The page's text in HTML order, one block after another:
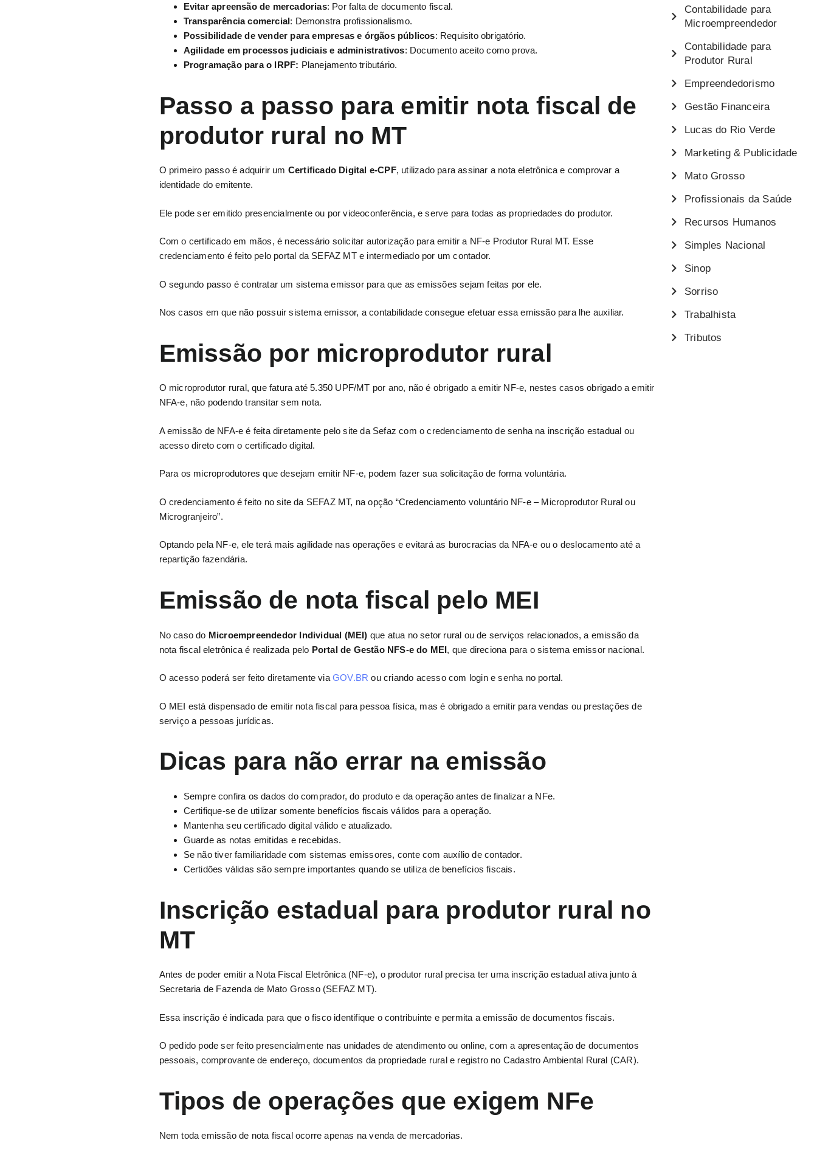
Evitar apreensão de mercadorias: Por falta de documento fiscal.
Transparência comercial: Demonstra profissionalismo.
Possibilidade de vender para empresas e órgãos públicos: Requisito obrigatório.
Agilidade em processos judiciais e administrativos: Documento aceito como prova.
Programação para o IRPF: Planejamento tributário.
Passo a passo para emitir nota fiscal de
produtor rural no MT
O primeiro passo é adquirir um Certificado Digital e-CPF, utilizado para assinar a nota eletrônica e comprovar a
identidade do emitente.
Ele pode ser emitido presencialmente ou por videoconferência, e serve para todas as propriedades do produtor.
Com o certificado em mãos, é necessário solicitar autorização para emitir a NF-e Produtor Rural MT. Esse
credenciamento é feito pelo portal da SEFAZ MT e intermediado por um contador.
O segundo passo é contratar um sistema emissor para que as emissões sejam feitas por ele.
Nos casos em que não possuir sistema emissor, a contabilidade consegue efetuar essa emissão para lhe auxiliar.
Emissão por microprodutor rural
O microprodutor rural, que fatura até 5.350 UPF/MT por ano, não é obrigado a emitir NF-e, nestes casos obrigado a emitir
NFA-e, não podendo transitar sem nota.
A emissão de NFA-e é feita diretamente pelo site da Sefaz com o credenciamento de senha na inscrição estadual ou
acesso direto com o certificado digital.
Para os microprodutores que desejam emitir NF-e, podem fazer sua solicitação de forma voluntária.
O credenciamento é feito no site da SEFAZ MT, na opção “Credenciamento voluntário NF-e – Microprodutor Rural ou
Microgranjeiro”.
Optando pela NF-e, ele terá mais agilidade nas operações e evitará as burocracias da NFA-e ou o deslocamento até a
repartição fazendária.
Emissão de nota fiscal pelo MEI
No caso do Microempreendedor Individual (MEI) que atua no setor rural ou de serviços relacionados, a emissão da
nota fiscal eletrônica é realizada pelo Portal de Gestão NFS-e do MEI, que direciona para o sistema emissor nacional.
O acesso poderá ser feito diretamente via GOV.BR ou criando acesso com login e senha no portal.
O MEI está dispensado de emitir nota fiscal para pessoa física, mas é obrigado a emitir para vendas ou prestações de
serviço a pessoas jurídicas.
Dicas para não errar na emissão
Sempre confira os dados do comprador, do produto e da operação antes de finalizar a NFe.
Certifique-se de utilizar somente benefícios fiscais válidos para a operação.
Mantenha seu certificado digital válido e atualizado.
Guarde as notas emitidas e recebidas.
Se não tiver familiaridade com sistemas emissores, conte com auxílio de contador.
Certidões válidas são sempre importantes quando se utiliza de benefícios fiscais.
Inscrição estadual para produtor rural no
MT
Antes de poder emitir a Nota Fiscal Eletrônica (NF-e), o produtor rural precisa ter uma inscrição estadual ativa junto à
Secretaria de Fazenda de Mato Grosso (SEFAZ MT).
Essa inscrição é indicada para que o fisco identifique o contribuinte e permita a emissão de documentos fiscais.
O pedido pode ser feito presencialmente nas unidades de atendimento ou online, com a apresentação de documentos
pessoais, comprovante de endereço, documentos da propriedade rural e registro no Cadastro Ambiental Rural (CAR).
Tipos de operações que exigem NFe
Nem toda emissão de nota fiscal ocorre apenas na venda de mercadorias.
Contabilidade para
Microempreendedor
Contabilidade para
Produtor Rural
Empreendedorismo
Gestão Financeira
Lucas do Rio Verde
Marketing & Publicidade
Mato Grosso
Profissionais da Saúde
Recursos Humanos
Simples Nacional
Sinop
Sorriso
Trabalhista
Tributos